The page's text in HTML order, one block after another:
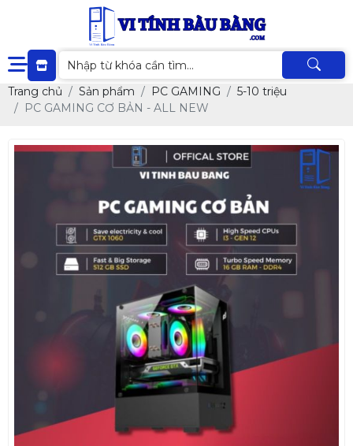
Trang chủ Sản phẩm PC GAMING
5-10 triệu
PC GAMING CƠ BẢN - ALL NEW